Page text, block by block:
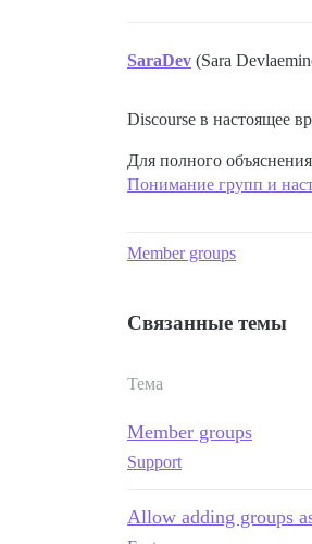
SaraDev (Sara
Discourse в настоящее
Для полного
Понимание групп и
Member groups
Связанные темы
Тема
Member groups
Support
Allow adding groups